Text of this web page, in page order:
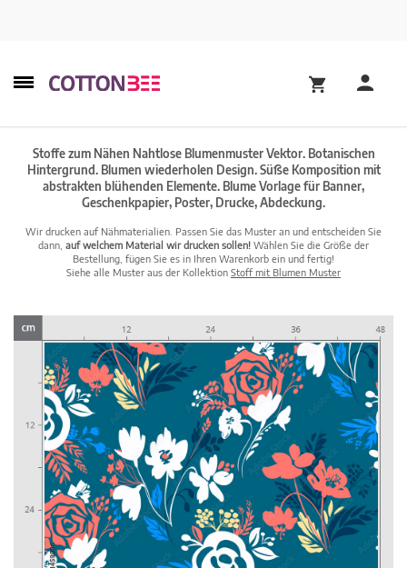
Stoffe zum Nähen Nahtlose Blumenmuster Vektor. Botanischen
Hintergrund. Blumen wiederholen Design. Süße Komposition mit
abstrakten blühenden Elemente. Blume Vorlage für Banner,
Geschenkpapier, Poster, Drucke, Abdeckung.
Wir drucken auf Nähmaterialien. Passen Sie das Muster an und entscheiden Sie
dann, auf welchem Material wir drucken sollen! Wählen Sie die Größe der
Bestellung, fügen Sie es in Ihren Warenkorb ein und fertig!
Siehe alle Muster aus der Kollektion Stoff mit Blumen Muster